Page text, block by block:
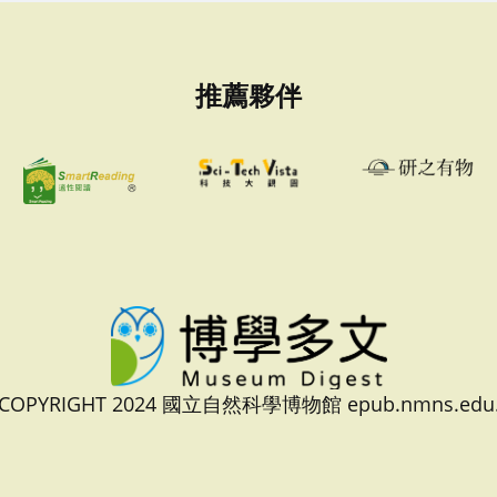
推薦夥伴
2024 國立自然科學博物館